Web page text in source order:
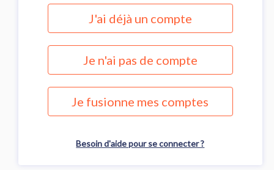
J'ai déjà un compte
Je n'ai pas de compte
Je fusionne mes comptes
Besoin d'aide pour se connecter ?